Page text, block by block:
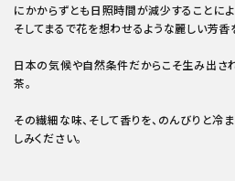
にかからずとも日照時間が減少することに
そしてまるで花を想わせるような麗しい芳香
日本の気候や自然条件だからこそ生み出さ
茶。
その繊細な味、そして香りを、のんびりと
しみください。